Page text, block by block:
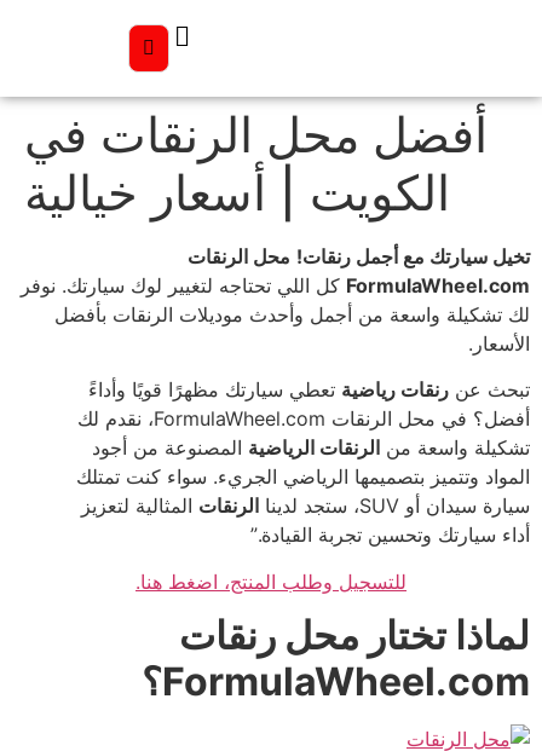
أفضل محل الرنقات في
الكويت | أسعار خيالية
تخيل سيارتك مع أجمل رنقات! محل الرنقات
FormulaWheel.com كل اللي تحتاجه لتغيير لوك سيارتك. نوفر
لك تشكيلة واسعة من أجمل وأحدث موديلات الرنقات بأفضل
الأسعار.
تبحث عن رنقات رياضية تعطي سيارتك مظهرًا قويًا وأداءً
أفضل؟ في محل الرنقات FormulaWheel.com، نقدم لك
تشكيلة واسعة من الرنقات الرياضية المصنوعة من أجود
المواد وتتميز بتصميمها الرياضي الجريء. سواء كنت تمتلك
سيارة سيدان أو SUV، ستجد لدينا
الرنقات المثالية لتعزيز
أداء سيارتك وتحسين تجربة القيادة.”
للتسجيل وطلب المنتج، اضغط هنا.
لماذا تختار محل رنقات
FormulaWheel.com؟